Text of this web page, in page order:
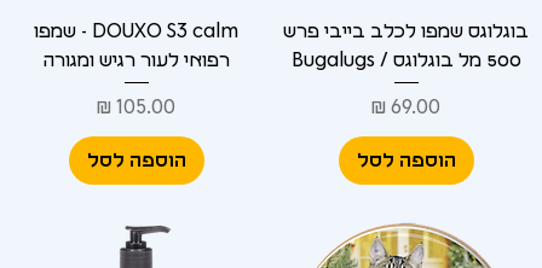
בוגלוגס שמפו לכלב בייבי פרש
500 מל בוגלוגס / Bugalugs
מחיר
הוספה לסל
DOUXO S3 calm - שמפו
רפואי לעור רגיש ומגורה
מחיר
הוספה לסל